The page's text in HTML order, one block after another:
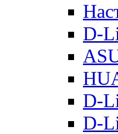
D-
D-
D-